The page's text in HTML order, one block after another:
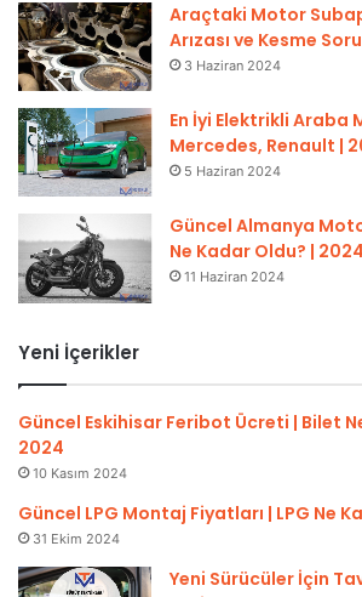
Araçtaki Motor
Arızası ve Kesme
3 Haziran 2024
En İyi Elektrikli Araba
Mercedes, Renault |
5 Haziran 2024
Güncel Almanya
Ne Kadar Oldu? | 2024
11 Haziran 2024
Yeni İçerikler
Güncel Eskihisar Feribot Ücreti | Bilet
2024
10 Kasım 2024
Güncel LPG Montaj Fiyatları | LPG Ne
31 Ekim 2024
Yeni Sürücüler İçin